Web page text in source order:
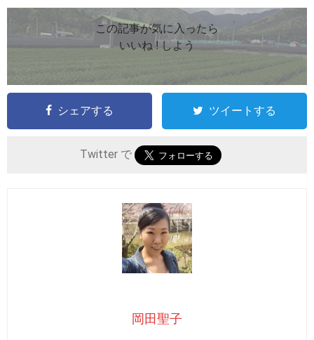
この記事が気に入ったら
いいね ! しよう
シェアする ツイートする
Twitter で
岡田聖子